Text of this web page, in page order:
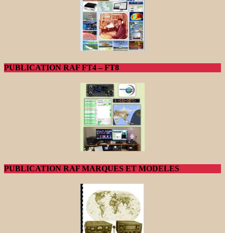
PUBLICATION RAF FT4 – FT8
PUBLICATION RAF MARQUES ET MODELES